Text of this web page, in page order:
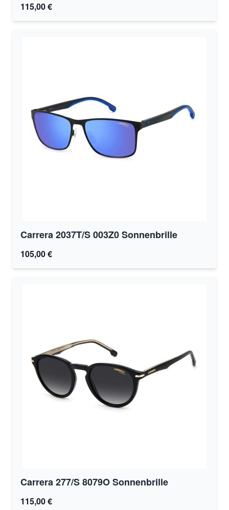
115,00 €
Carrera 2037T/S 003Z0 Sonnenbrille
105,00 €
Carrera 277/S 8079O Sonnenbrille
115,00 €